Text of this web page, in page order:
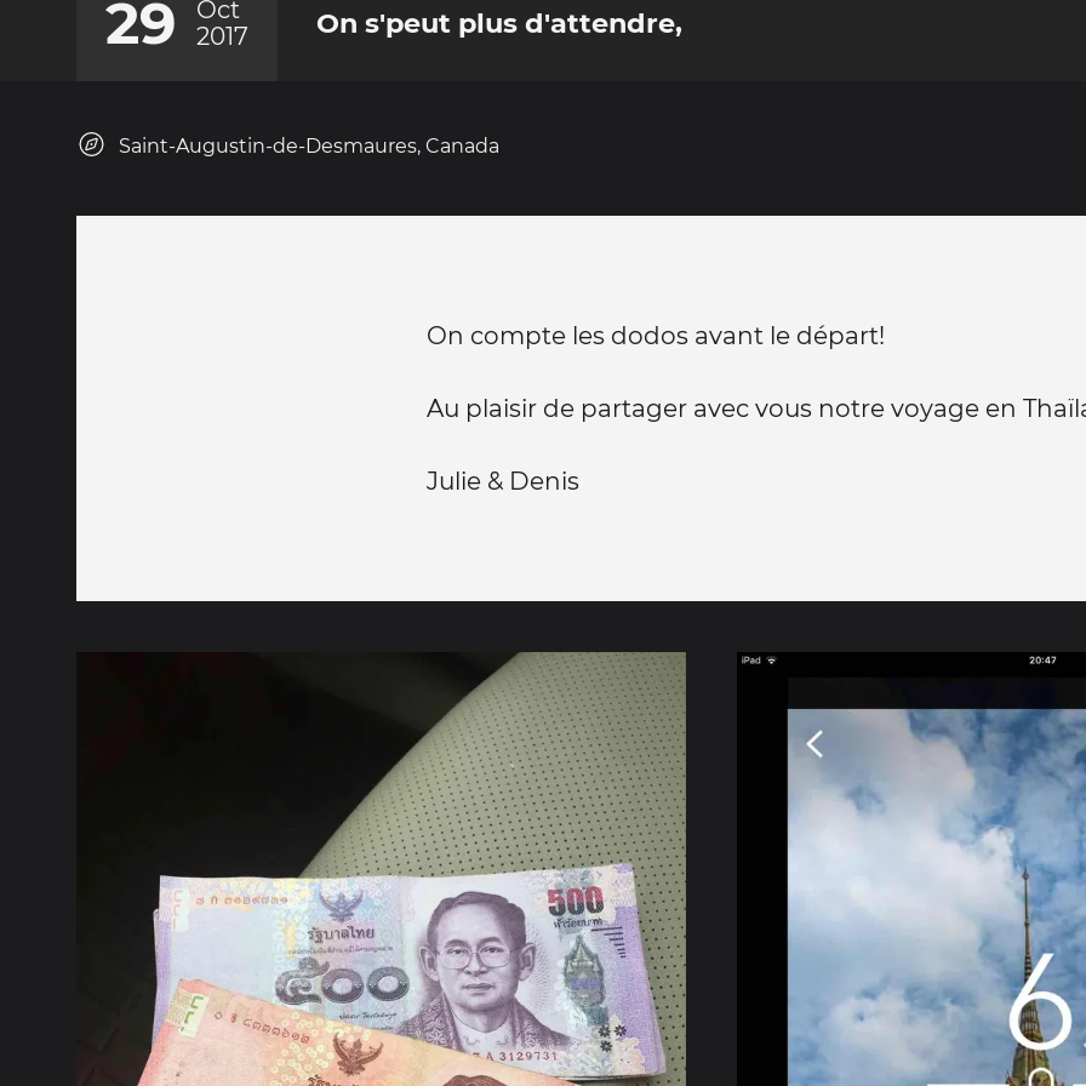
29
Oct
2017
On s'peut plus d'attendre,
Saint-Augustin-de-Desmaures, Canada
On compte les dodos avant le départ!
Au plaisir de partager avec vous notre voyage en
Julie & Denis